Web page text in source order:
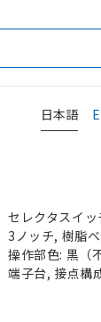
日本語
セレクタスイ
3ノッチ, 樹脂
操作部色: 黒（
端子台, 接点構